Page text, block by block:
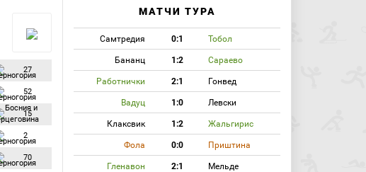
27
52
15
2
70
МАТЧИ ТУРА
Самтредия 0:1 Тобол
Бананц 1:2 Сараево
Работнички 2:1 Гонвед
Вадуц 1:0 Левски
Клаксвик 1:2 Жальгирис
Фола 0:0 Приштина
Гленавон 2:1 Мельде